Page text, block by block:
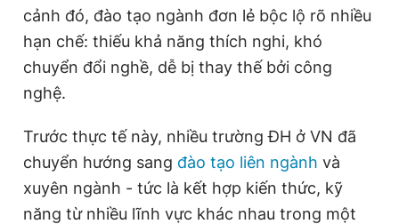
Giấy phép xuất bản số 110/GP - BTTTT cấp ngày 24.3.2020
© 2003-2026 Bản quyền thuộc về Báo Thanh Niên. Cấm sao
chép dưới mọi hình thức nếu không có sự chấp thuận bằng văn
bản. Phát triển bởi ePi Technologies, JSC.
cảnh đó, đào tạo ngành đơn lẻ bộc lộ rõ nhiều
hạn chế: thiếu khả năng thích nghi, khó
chuyển đổi nghề, dễ bị thay thế bởi công
nghệ.
Trước thực tế này, nhiều trường ĐH ở VN đã
chuyển hướng sang đào tạo liên ngành và
xuyên ngành - tức là kết hợp kiến thức, kỹ
năng từ nhiều lĩnh vực khác nhau trong một